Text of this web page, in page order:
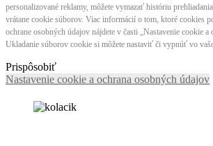
personalizované reklamy, môžete vymazať históriu
vrátane cookie súborov. Viac informácií o tom, ktoré cookies
ochrane osobných údajov nájdete v časti „Nastavenie cookie a
Ukladanie súborov cookie si môžete nastaviť či vypnúť vo
Prispôsobiť
Nastavenie cookie a ochrana osobných údajov